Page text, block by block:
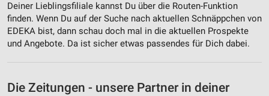
Deiner Lieblingsfiliale kannst Du über die Routen-Funktion
finden. Wenn Du auf der Suche nach aktuellen Schnäppchen von
EDEKA bist, dann schau doch mal in die aktuellen Prospekte
und Angebote. Da ist sicher etwas passendes für Dich dabei.
Die Zeitungen - unsere Partner in deiner